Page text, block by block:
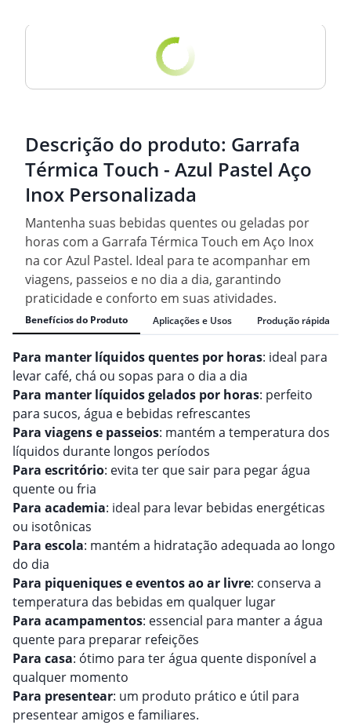
Descrição do produto: Garrafa
Térmica Touch - Azul Pastel Aço
Inox Personalizada
Mantenha suas bebidas quentes ou geladas por
horas com a Garrafa Térmica Touch em Aço Inox
na cor Azul Pastel. Ideal para te acompanhar em
viagens, passeios e no dia a dia, garantindo
praticidade e conforto em suas atividades.
Benefícios do Produto Aplicações e Usos Produção rápida
Para manter líquidos quentes por horas: ideal para
levar café, chá ou sopas para o dia a dia
Para manter líquidos gelados por horas: perfeito
para sucos, água e bebidas refrescantes
Para viagens e passeios: mantém a temperatura dos
líquidos durante longos períodos
Para escritório: evita ter que sair para pegar água
quente ou fria
Para academia: ideal para levar bebidas energéticas
ou isotônicas
Para escola: mantém a hidratação adequada ao longo
do dia
Para piqueniques e eventos ao ar livre: conserva a
temperatura das bebidas em qualquer lugar
Para acampamentos: essencial para manter a água
quente para preparar refeições
Para casa: ótimo para ter água quente disponível a
qualquer momento
Para presentear: um produto prático e útil para
presentear amigos e familiares.